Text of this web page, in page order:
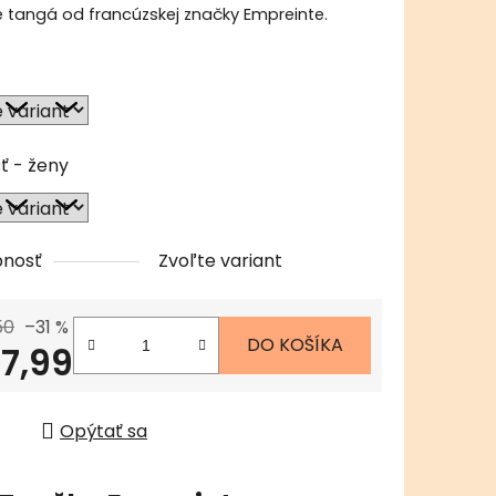
tangá od francúzskej značky Empreinte.
- ženy
Zvoľte variant
–31 %
DO KOŠÍKA
Opýtať sa